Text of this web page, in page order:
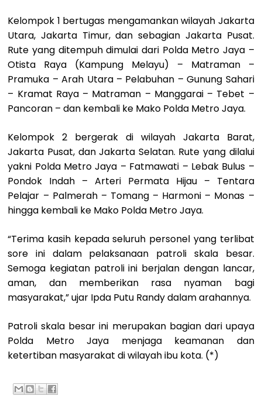
Kelompok 1 bertugas mengamankan wilayah Jakarta
Utara, Jakarta Timur, dan sebagian Jakarta Pusat.
Rute yang ditempuh dimulai dari Polda Metro Jaya –
Otista Raya (Kampung Melayu) – Matraman –
Pramuka – Arah Utara – Pelabuhan – Gunung Sahari
– Kramat Raya – Matraman – Manggarai – Tebet –
Pancoran – dan kembali ke Mako Polda Metro Jaya.
Kelompok 2 bergerak di wilayah Jakarta Barat,
Jakarta Pusat, dan Jakarta Selatan. Rute yang dilalui
yakni Polda Metro Jaya – Fatmawati – Lebak Bulus –
Pondok Indah – Arteri Permata Hijau – Tentara
Pelajar – Palmerah – Tomang – Harmoni – Monas –
hingga kembali ke Mako Polda Metro Jaya.
“Terima kasih kepada seluruh personel yang terlibat
sore ini dalam pelaksanaan patroli skala besar.
Semoga kegiatan patroli ini berjalan dengan lancar,
aman, dan memberikan rasa nyaman bagi
masyarakat,” ujar Ipda Putu Randy dalam arahannya.
Patroli skala besar ini merupakan bagian dari upaya
Polda Metro Jaya menjaga keamanan dan
ketertiban masyarakat di wilayah ibu kota. (*)